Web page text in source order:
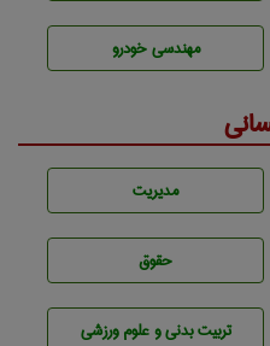
مهندسی خودرو
مديريت
حقوق
تربيت بدنی و علوم ورزشی